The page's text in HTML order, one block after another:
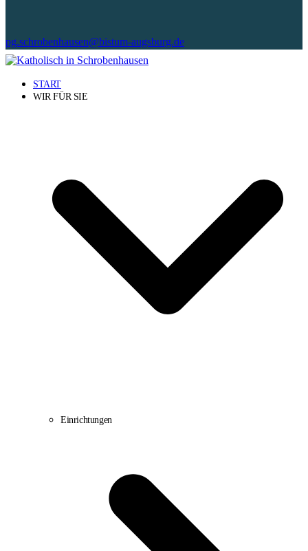
pg.schrobenhausen@bistum-augsburg.de
START
WIR FÜR SIE
Einrichtungen